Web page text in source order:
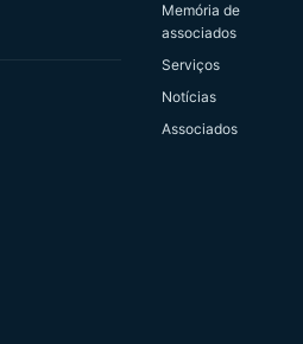
Memória de
associados
Serviços
Notícias
Associados